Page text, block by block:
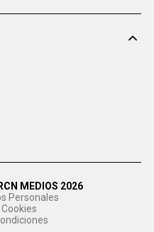
MEDIOS 2026
Personales